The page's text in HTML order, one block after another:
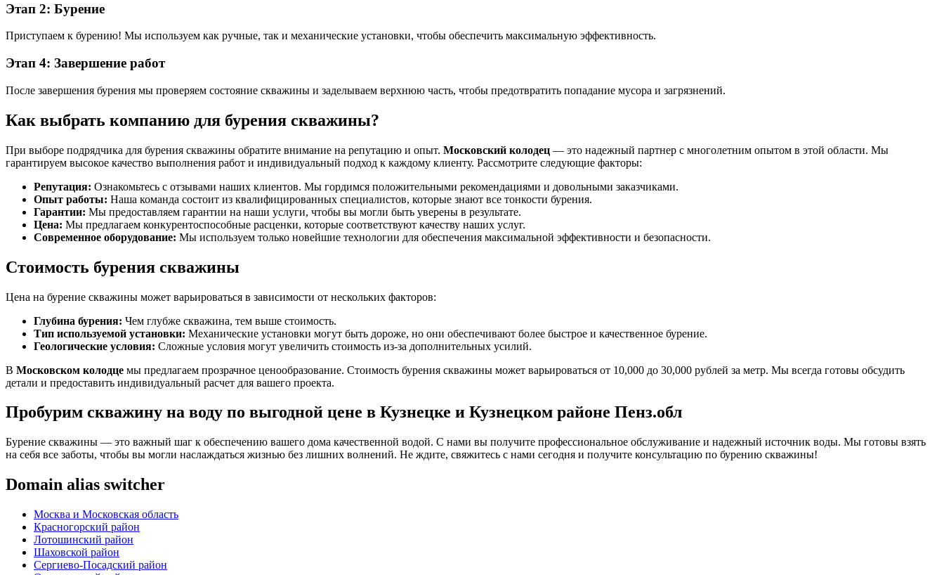
Этап 2: Бурение
Приступаем к бурению! Мы используем как ручные, так и механические установки, чтобы обеспечить максимальную эффективность.
Этап 4: Завершение работ
После завершения бурения мы проверяем состояние скважины и заделываем верхнюю часть, чтобы предотвратить попадание мусора и загрязнений.
Как выбрать компанию для бурения скважины?
При выборе подрядчика для бурения скважины обратите внимание на репутацию и опыт. Московский колодец — это надежный партнер с многолетним опытом в этой области. Мы
гарантируем высокое качество выполнения работ и индивидуальный подход к каждому клиенту. Рассмотрите следующие факторы:
Репутация: Ознакомьтесь с отзывами наших клиентов. Мы гордимся положительными рекомендациями и довольными заказчиками.
Опыт работы: Наша команда состоит из квалифицированных специалистов, которые знают все тонкости бурения.
Гарантии: Мы предоставляем гарантии на наши услуги, чтобы вы могли быть уверены в результате.
Цена: Мы предлагаем конкурентоспособные расценки, которые соответствуют качеству наших услуг.
Современное оборудование: Мы используем только новейшие технологии для обеспечения максимальной эффективности и безопасности.
Стоимость бурения скважины
Цена на бурение скважины может варьироваться в зависимости от нескольких факторов:
Глубина бурения: Чем глубже скважина, тем выше стоимость.
Тип используемой установки: Механические установки могут быть дороже, но они обеспечивают более быстрое и качественное бурение.
Геологические условия: Сложные условия могут увеличить стоимость из-за дополнительных усилий.
В Московском колодце мы предлагаем прозрачное ценообразование. Стоимость бурения скважины может варьироваться от 10,000 до 30,000 рублей за метр. Мы всегда готовы обсудить
детали и предоставить индивидуальный расчет для вашего проекта.
Пробурим скважину на воду по выгодной цене в Кузнецке и Кузнецком районе Пенз.обл
Бурение скважины — это важный шаг к обеспечению вашего дома качественной водой. С нами вы получите профессиональное обслуживание и надежный источник воды. Мы готовы взять
на себя все заботы, чтобы вы могли наслаждаться жизнью без лишних волнений. Не ждите, свяжитесь с нами сегодня и получите консультацию по бурению скважины!
Domain alias switcher
Москва и Московская область
Красногорский район
Лотошинский район
Шаховской район
Сергиево-Посадский район